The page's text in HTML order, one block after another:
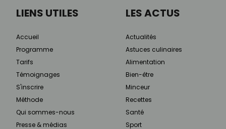
LIENS UTILES
Accueil
Programme
Tarifs
Témoignages
S'inscrire
Méthode
Qui sommes-nous
Presse & médias
LES ACTUS
Actualités
Astuces culinaires
Alimentation
Bien-être
Minceur
Recettes
Santé
Sport